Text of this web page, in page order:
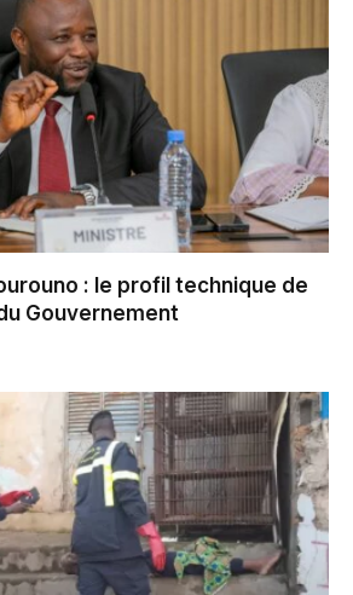
: le profil technique de
Gouvernement